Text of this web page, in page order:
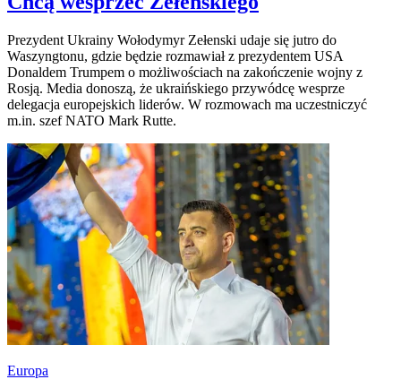
Prezydent Ukrainy Wołodymyr Zełenski udaje się jutro do
Waszyngtonu, gdzie będzie rozmawiał z prezydentem USA
Donaldem Trumpem o możliwościach na zakończenie wojny z
Rosją. Media donoszą, że ukraińskiego przywódcę wesprze
delegacja europejskich liderów. W rozmowach ma uczestniczyć
m.in. szef NATO Mark Rutte.
Europa